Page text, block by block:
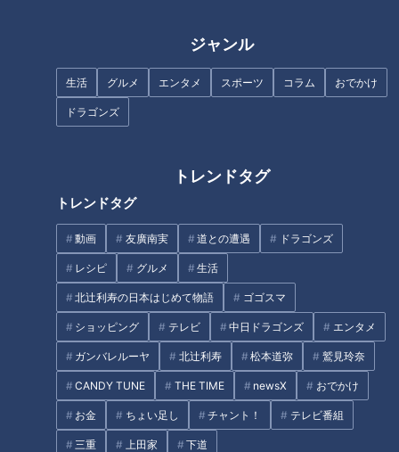
ジャンル
生活 グルメ エンタメ スポーツ コラム おでかけ
ドラゴンズ
トレンドタグ
トレンドタグ
動画 友廣南実 道との遭遇 ドラゴンズ
レシピ グルメ 生活
北辻利寿の日本はじめて物語 ゴゴスマ
ショッピング テレビ 中日ドラゴンズ エンタメ
ガンバレルーヤ 北辻利寿 松本道弥 鷲見玲奈
CANDY TUNE THE TIME newsX おでかけ
お金 ちょい足し チャント！ テレビ番組
三重 上田家 下道
ながったりする事もあるのだとか。そこで今回のテーマは、ご
を若返らせる方法もご紹介します。
今すぐできる呼吸力チェック（1）吐く力
今すぐできる呼吸力チェック（2）呼吸の筋力
今すぐできる呼吸力チェック（3）二酸化炭素をうまく使う
今すぐできる！肺年齢を若返らせる方法
オススメ関連コンテンツ
今すぐできる呼吸力チェック（1）吐く力